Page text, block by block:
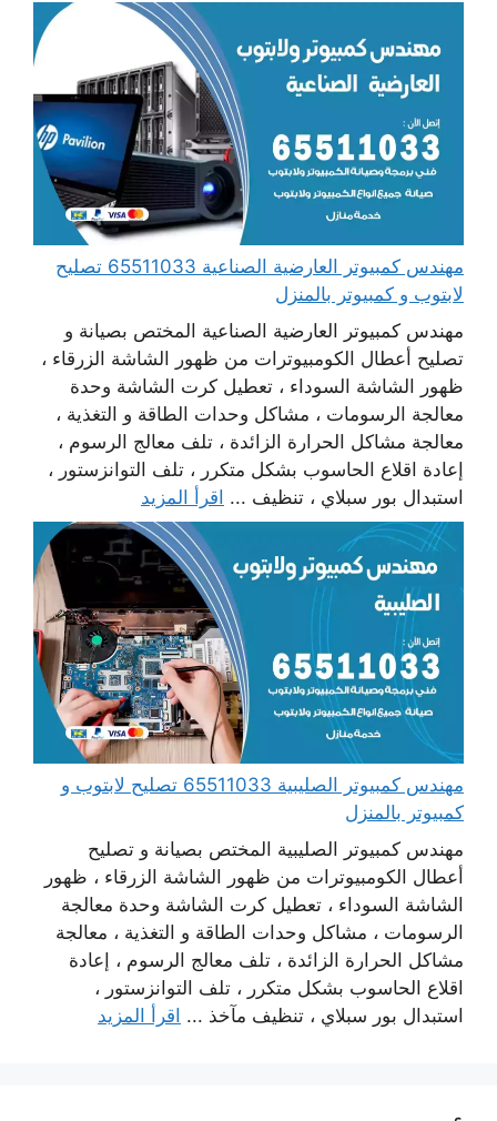
مهندس كمبيوتر العارضية الصناعية 65511033 تصليح
لابتوب و كمبيوتر بالمنزل
مهندس كمبيوتر العارضية الصناعية المختص بصيانة و
تصليح أعطال الكومبيوترات من ظهور الشاشة الزرقاء ،
ظهور الشاشة السوداء ، تعطيل كرت الشاشة وحدة
معالجة الرسومات ، مشاكل وحدات الطاقة و التغذية ،
معالجة مشاكل الحرارة الزائدة ، تلف معالج الرسوم ،
إعادة اقلاع الحاسوب بشكل متكرر ، تلف التوانزستور ،
استبدال بور سبلاي ، تنظيف ... اقرأ المزيد
مهندس كمبيوتر الصليبية 65511033 تصليح لابتوب و
كمبيوتر بالمنزل
مهندس كمبيوتر الصليبية المختص بصيانة و تصليح
أعطال الكومبيوترات من ظهور الشاشة الزرقاء ، ظهور
الشاشة السوداء ، تعطيل كرت الشاشة وحدة معالجة
الرسومات ، مشاكل وحدات الطاقة و التغذية ، معالجة
مشاكل الحرارة الزائدة ، تلف معالج الرسوم ، إعادة
اقلاع الحاسوب بشكل متكرر ، تلف التوانزستور ،
استبدال بور سبلاي ، تنظيف مآخذ ... اقرأ المزيد